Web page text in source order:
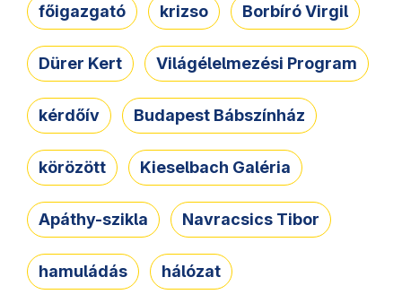
főigazgató krizso Borbíró Virgil
Dürer Kert Világélelmezési Program
kérdőív Budapest Bábszínház
körözött Kieselbach Galéria
Apáthy-szikla Navracsics Tibor
hamuládás hálózat